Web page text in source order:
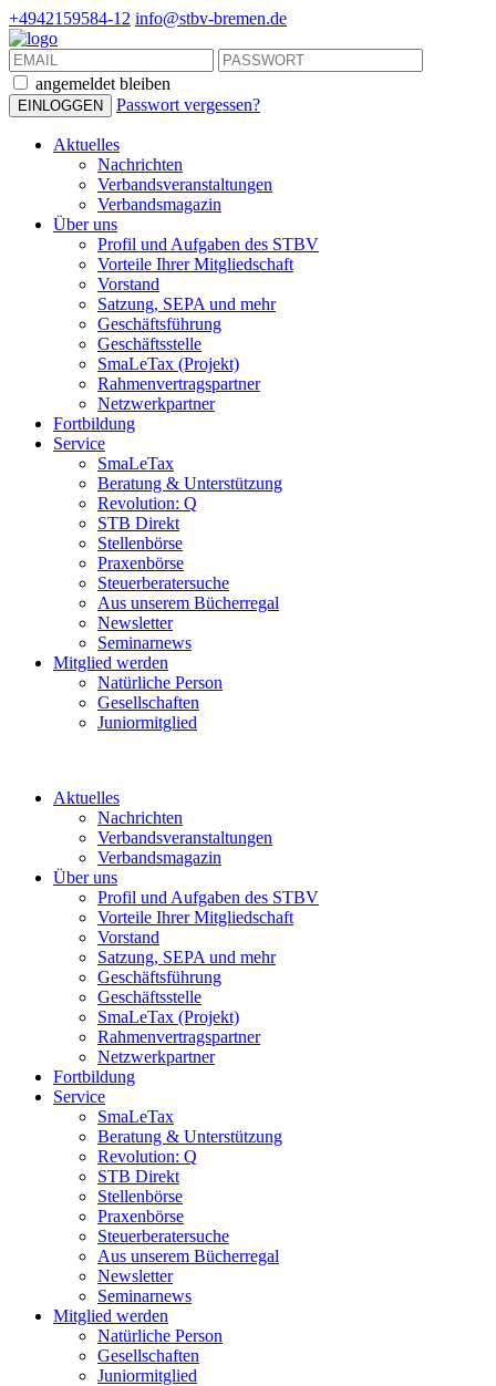
+4942159584-12 info@stbv-bremen.de
angemeldet bleiben
Passwort vergessen?
Aktuelles
Nachrichten
Verbandsveranstaltungen
Verbandsmagazin
Über uns
Profil und Aufgaben des STBV
Vorteile Ihrer Mitgliedschaft
Vorstand
Satzung, SEPA und mehr
Geschäftsführung
Geschäftsstelle
SmaLeTax (Projekt)
Rahmenvertragspartner
Netzwerkpartner
Fortbildung
Service
SmaLeTax
Beratung & Unterstützung
Revolution: Q
STB Direkt
Stellenbörse
Praxenbörse
Steuerberatersuche
Aus unserem Bücherregal
Newsletter
Seminarnews
Mitglied werden
Natürliche Person
Gesellschaften
Juniormitglied
Aktuelles
Nachrichten
Verbandsveranstaltungen
Verbandsmagazin
Über uns
Profil und Aufgaben des STBV
Vorteile Ihrer Mitgliedschaft
Vorstand
Satzung, SEPA und mehr
Geschäftsführung
Geschäftsstelle
SmaLeTax (Projekt)
Rahmenvertragspartner
Netzwerkpartner
Fortbildung
Service
SmaLeTax
Beratung & Unterstützung
Revolution: Q
STB Direkt
Stellenbörse
Praxenbörse
Steuerberatersuche
Aus unserem Bücherregal
Newsletter
Seminarnews
Mitglied werden
Natürliche Person
Gesellschaften
Juniormitglied